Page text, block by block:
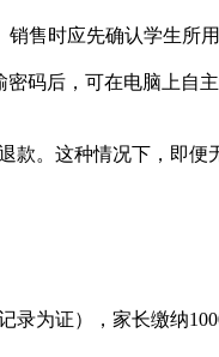
售时应先确认学生所
码后，可在电脑上
。这种情况下，即
为证），家长缴纳